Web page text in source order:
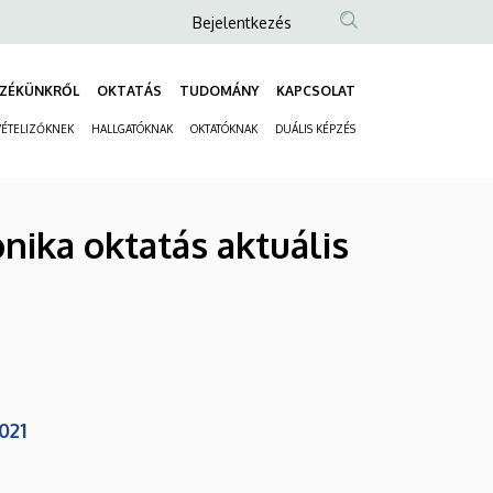
Anonim
fiók
menüje
Bejelentkezés
OKTATÁS TUDOMÁNY KAPCSOLAT
HALLGATÓKNAK OKTATÓKNAK DUÁLIS KÉPZÉS
oktatás aktuális